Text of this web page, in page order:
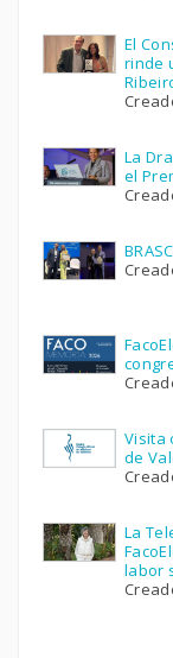
El
rinde
La
el
Visita
de
La
labor